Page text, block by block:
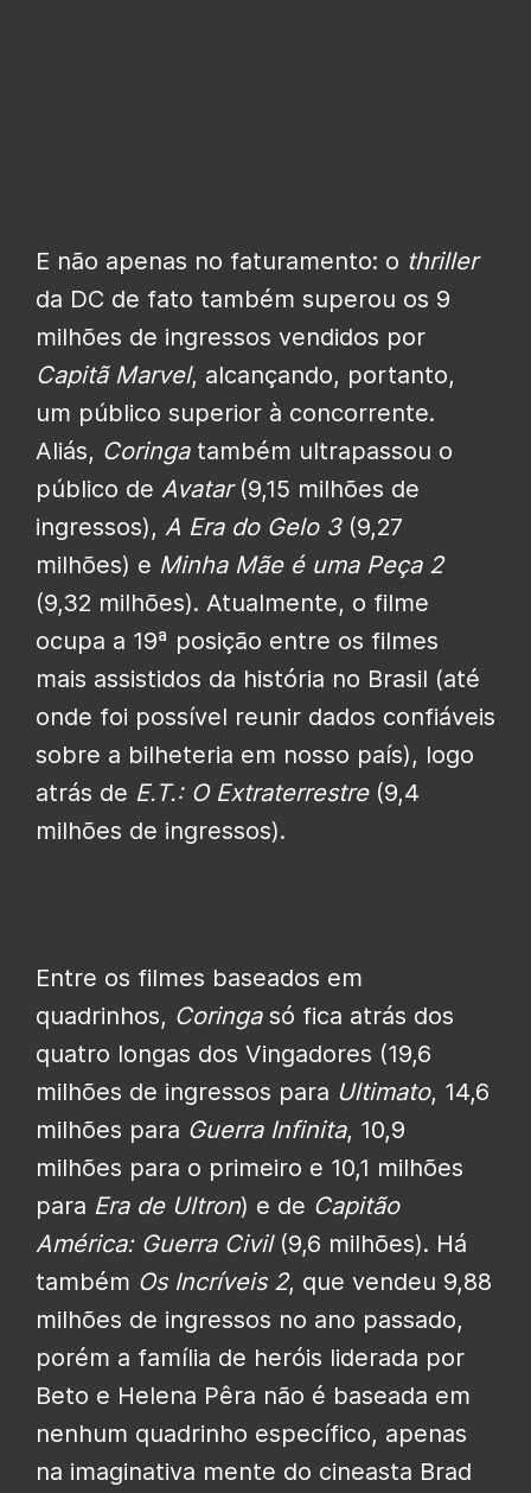
E não apenas no faturamento: o thriller
da DC de fato também superou os 9
milhões de ingressos vendidos por
Capitã Marvel, alcançando, portanto,
um público superior à concorrente.
Aliás, Coringatambém ultrapassou o
público de Avatar(9,15 milhões de
ingressos), A Era do Gelo 3(9,27
milhões) e Minha Mãe é uma Peça 2
(9,32 milhões). Atualmente, o filme
ocupa a 19ª posição entre os filmes
mais assistidos da história no Brasil (até
onde foi possível reunir dados confiáveis
sobre a bilheteria em nosso país), logo
atrás de E.T.: O Extraterrestre(9,4
milhões de ingressos).
Entre os filmes baseados em
quadrinhos, Coringasó fica atrás dos
quatro longas dos Vingadores (19,6
milhões de ingressos para Ultimato, 14,6
milhões para Guerra Infinita, 10,9
milhões para o primeiro e 10,1 milhões
para Era de Ultron) e de Capitão
América: Guerra Civil(9,6 milhões). Há
também Os Incríveis 2, que vendeu 9,88
milhões de ingressos no ano passado,
porém a família de heróis liderada por
Beto e Helena Pêra não é baseada em
nenhum quadrinho específico, apenas
na imaginativa mente do cineasta Brad